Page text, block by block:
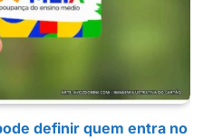
definir quem entra no